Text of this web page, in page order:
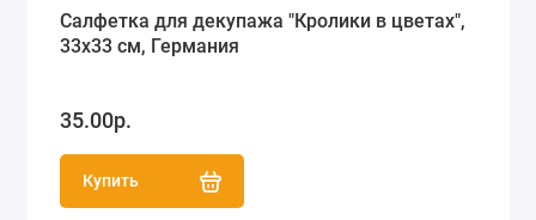
Салфетка для декупажа "Кролики в цветах",
33х33 см, Германия
35.00р.
Купить